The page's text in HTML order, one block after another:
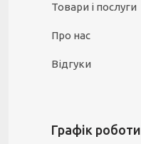
Товари і послуги
Про нас
Відгуки
Графік роботи